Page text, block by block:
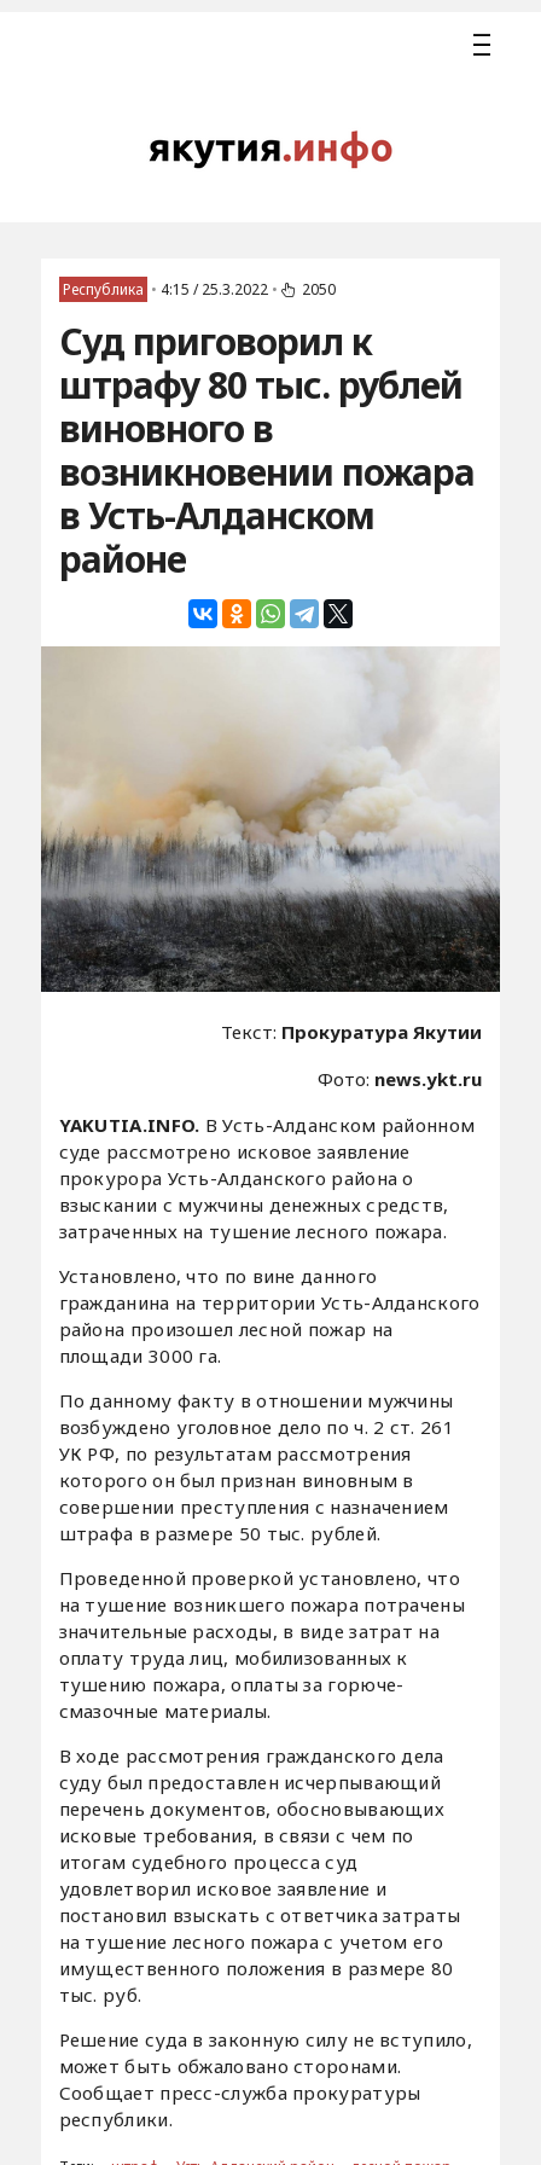
Республика • 4:15 / 25.3.2022 • 2050
Суд приговорил к
штрафу 80 тыс. рублей
виновного в
возникновении пожара
в Усть-Алданском
районе
Текст: Прокуратура Якутии
Фото: news.ykt.ru
YAKUTIA.INFO. В Усть-Алданском районном
суде рассмотрено исковое заявление
прокурора Усть-Алданского района о
взыскании с мужчины денежных средств,
затраченных на тушение лесного пожара.
Установлено, что по вине данного
гражданина на территории Усть-Алданского
района произошел лесной пожар на
площади 3000 га.
По данному факту в отношении мужчины
возбуждено уголовное дело по ч. 2 ст. 261
УК РФ, по результатам рассмотрения
которого он был признан виновным в
совершении преступления с назначением
штрафа в размере 50 тыс. рублей.
Проведенной проверкой установлено, что
на тушение возникшего пожара потрачены
значительные расходы, в виде затрат на
оплату труда лиц, мобилизованных к
тушению пожара, оплаты за горюче-
смазочные материалы.
В ходе рассмотрения гражданского дела
суду был предоставлен исчерпывающий
перечень документов, обосновывающих
исковые требования, в связи с чем по
итогам судебного процесса суд
удовлетворил исковое заявление и
постановил взыскать с ответчика затраты
на тушение лесного пожара с учетом его
имущественного положения в размере 80
тыс. руб.
Решение суда в законную силу не вступило,
может быть обжаловано сторонами.
Сообщает пресс-служба прокуратуры
республики.